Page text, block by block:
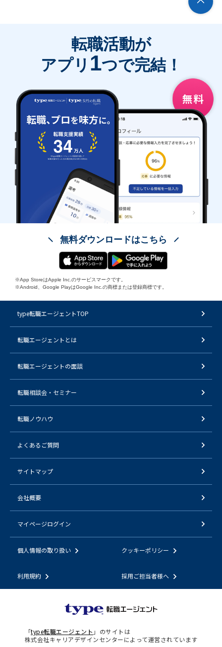
転職活動が
アプリ 1つで完結！
無料ダウンロードはこちら
※App StoreはApple Inc.のサービスマークです。
※Android、Google PlayはGoogle Inc.の商標または登録商標です。
type転職エージェントTOP
転職エージェントとは
転職エージェントの面談
転職相談会・セミナー
転職ノウハウ
よくあるご質問
サイトマップ
会社概要
マイページログイン
個人情報の取り扱い クッキーポリシー
利用規約 採用ご担当者様へ
「type転職エージェント 」のサイトは
株式会社キャリアデザインセンターによって運営されています